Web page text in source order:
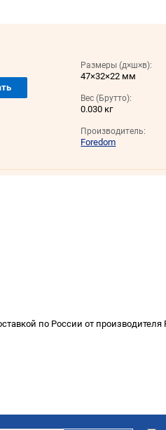
Размеры (д×ш×в):
47×32×22 мм
Вес (Брутто):
0.030 кг
Производитель:
Foredom
по России от производителя